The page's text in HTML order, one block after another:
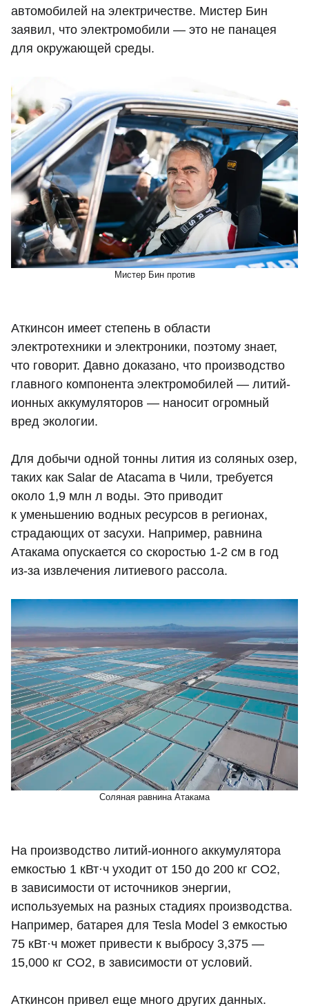
автомобилей на электричестве. Мистер Бин
заявил, что электромобили — это не панацея
для окружающей среды.
Мистер Бин против
Аткинсон имеет степень в области
электротехники и электроники, поэтому знает,
что говорит. Давно доказано, что производство
главного компонента электромобилей — литий-
ионных аккумуляторов — наносит огромный
вред экологии.
Для добычи одной тонны лития из соляных озер,
таких как Salar de Atacama в Чили, требуется
около 1,9 млн л воды. Это приводит
к уменьшению водных ресурсов в регионах,
страдающих от засухи. Например, равнина
Атакама опускается со скоростью 1-2 см в год
из-за извлечения литиевого рассола.
Соляная равнина Атакама
На производство литий-ионного аккумулятора
емкостью 1 кВт·ч уходит от 150 до 200 кг CO2,
в зависимости от источников энергии,
используемых на разных стадиях производства.
Например, батарея для Tesla Model 3 емкостью
75 кВт·ч может привести к выбросу 3,375 —
15,000 кг CO2, в зависимости от условий.
Аткинсон привел еще много других данных.